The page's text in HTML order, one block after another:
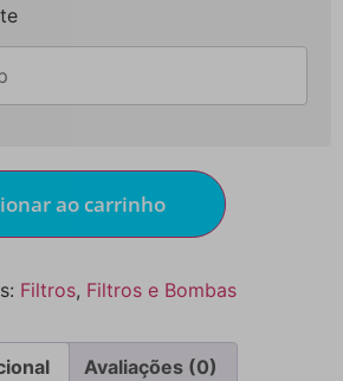
ao carrinho
Filtros, Filtros e Bombas
Avaliações (0)